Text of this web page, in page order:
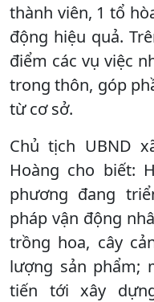
thành viên, 1 tổ
động hiệu quả.
điểm các vụ việc
trong thôn, góp
từ cơ sở.
Chủ tịch UBND
Hoàng cho biết:
phương đang
pháp vận động
trồng hoa, cây
lượng sản phẩm;
tiến tới xây